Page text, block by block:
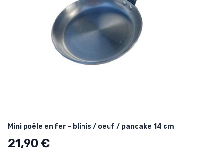
Mini poêle en fer - blinis / oeuf / pancake 14 cm
21,90 €